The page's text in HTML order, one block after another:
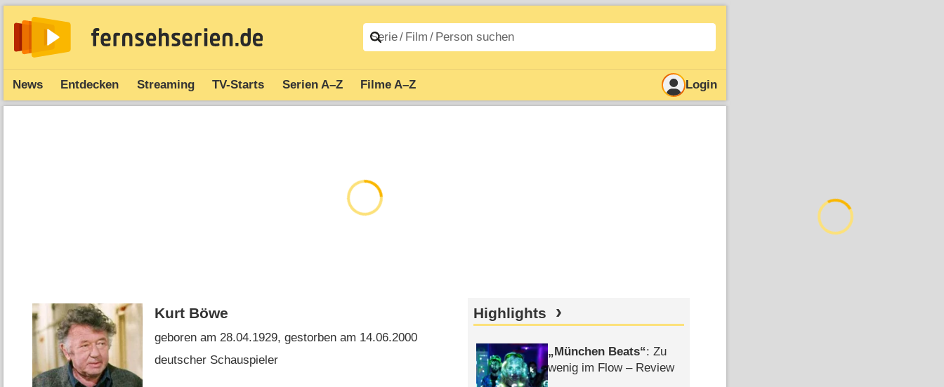
News Entdecken Streaming TV-Starts Serien A–Z Filme A–Z Login
Kurt Böwe
geboren am 28.04.1929, gestorben am 14.06.2000
deutscher Schauspieler
Highlights
München Beats : Zu
wenig im Flow – Review